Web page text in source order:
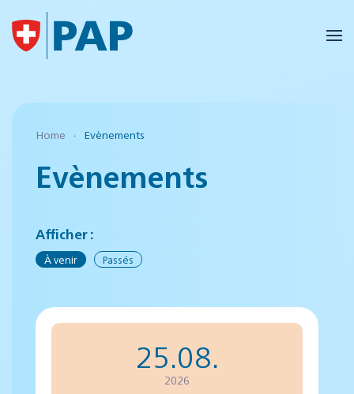
Accéder au contenu principal
Home Evènements
Evènements
Afficher :
À venir Passés
25.08.
2026